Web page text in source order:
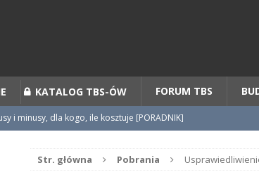
KATALOG TBS-ÓW FORUM TBS
i minusy, dla kogo, ile kosztuje [PORADNIK]
i statutów TBSStr. główna Pobrania